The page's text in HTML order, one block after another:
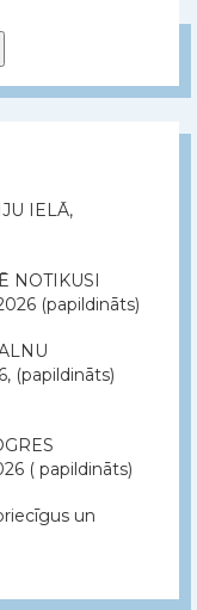
IELĀ,
NOTIKUSI
(papildināts)
(papildināts)
( papildināts)
un